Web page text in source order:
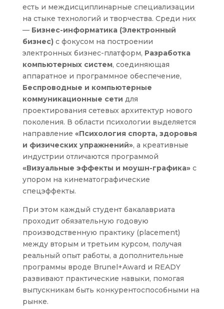
есть и междисциплинарные специализации
на стыке технологий и творчества. Среди них
— Бизнес-информатика (Электронный
бизнес)с фокусом на построении
электронных бизнес-платформ, Разработка
компьютерных систем, соединяющая
аппаратное и программное обеспечение,
Беспроводные и компьютерные
коммуникационные сети для
проектирования сетевых архитектур нового
поколения. В области психологии выделяется
направление «Психология спорта, здоровья
и физических упражнений», а креативные
индустрии отличаются программой
«Визуальные эффекты и моушн-графика»с
упором на кинематографические
спецэффекты.
При этом каждый студент бакалавриата
проходит обязательную годовую
производственную практику (placement)
между вторым и третьим курсом, получая
реальный опыт работы, а дополнительные
программы вроде Brunel+Award и READY
развивают практические навыки, помогая
выпускникам быть конкурентоспособными на
рынке.